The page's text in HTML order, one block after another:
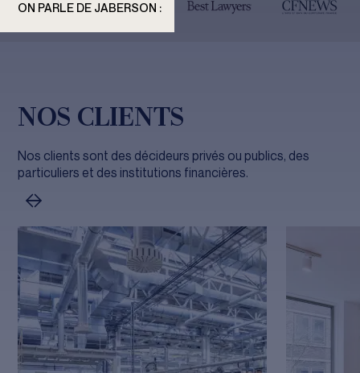
ON PARLE DE JABERSON :
NOS CLIENTS
Nos clients sont des décideurs privés ou publics, des
particuliers et des institutions financières.